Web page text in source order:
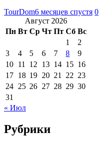
TourDom6 месяцев спустя 0
Август 2026
Пн Вт Ср Чт Пт Сб Вс
1
2
3
4 5 6 7 8
9
10 11 12 13 14 15 16
17 18 19 20 21 22 23
24 25 26 27 28 29 30
31
« Июл
Рубрики